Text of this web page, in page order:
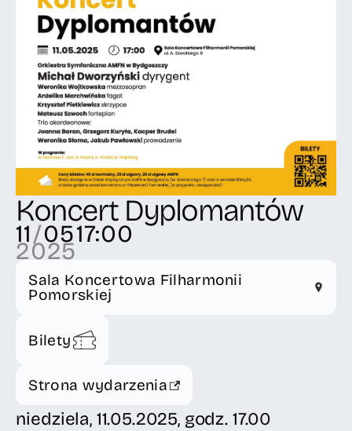
Koncert Dyplomantów
11/05
2025
17:00
Sala Koncertowa Filharmonii
Pomorskiej
Bilety
Strona wydarzenia
niedziela, 11.05.2025, godz. 17.00